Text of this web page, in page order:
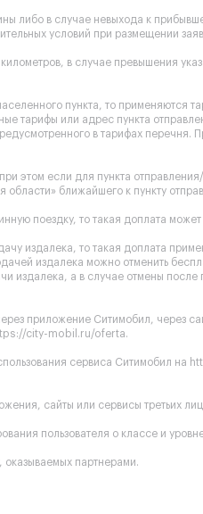
либо в случае невыхода к
условий при размещении
в случае превышения
пункта, то
тарифы или адрес пункта
в тарифах
этом если для пункта
ближайшего к пункту
поездку, то такая доплата
издалека, то такая доплата
издалека можно отменить
издалека, а в случае отмены
приложение Ситимобил, через
city-mobil.ru/oferta.
сервиса Ситимобил на
сайты или сервисы третьих
пользователя о классе и
оказываемых партнерами.